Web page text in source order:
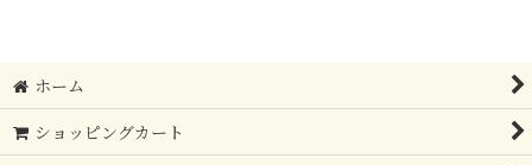
ホーム
ショッピングカート